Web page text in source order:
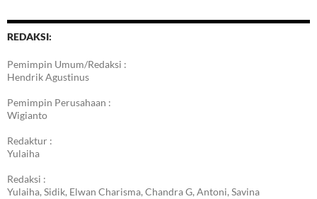
REDAKSI:
Pemimpin Umum/Redaksi :
Hendrik Agustinus
Pemimpin Perusahaan :
Wigianto
Redaktur :
Yulaiha
Redaksi :
Yulaiha, Sidik, Elwan Charisma, Chandra G, Antoni, Savina